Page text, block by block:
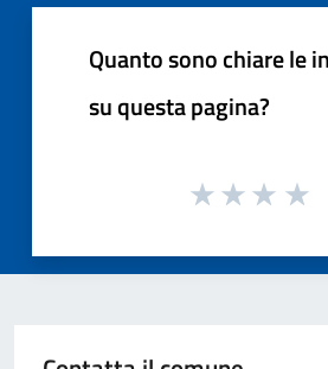
Quanto sono chiare le
su questa pagina?